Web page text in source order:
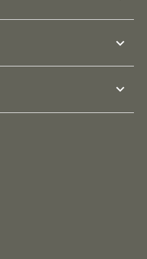
expand_more
expand_more